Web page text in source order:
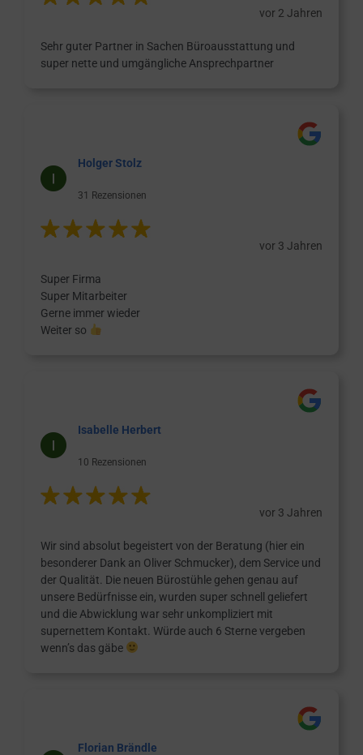
vor 2 Jahren
Sehr guter Partner in Sachen Büroausstattung und
super nette und umgängliche Ansprechpartner
Holger Stolz
31 Rezensionen
vor 3 Jahren
Super Firma
Super Mitarbeiter
Gerne immer wieder
Weiter so
Isabelle Herbert
10 Rezensionen
vor 3 Jahren
Wir sind absolut begeistert von der Beratung (hier ein
besonderer Dank an Oliver Schmucker), dem Service und
der Qualität. Die neuen Bürostühle gehen genau auf
unsere Bedürfnisse ein, wurden super schnell geliefert
und die Abwicklung war sehr unkompliziert mit
supernettem Kontakt. Würde auch 6 Sterne vergeben
wenn’s das gäbe
Florian Brändle